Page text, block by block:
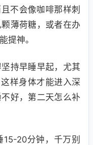
不会像咖啡那样刺
薄荷糖，或者在办
提神。
持早睡早起，尤其
样身体才能进入深
好，第二天怎么补
20分钟，千万别